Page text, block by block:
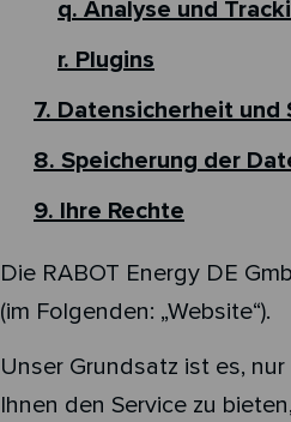
q. Analyse und
r. Plugins
7. Datensicherheit und
8. Speicherung der
9. Ihre Rechte
Die RABOT Energy DE
(im Folgenden: „Website“).
Unser Grundsatz ist es,
Ihnen den Service zu